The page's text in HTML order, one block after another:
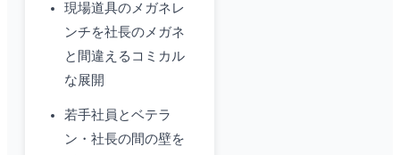
現場道具のメガネレ
ンチを社長のメガネ
と間違えるコミカル
な展開
若手社員とベテラ
ン・社長の間の壁を